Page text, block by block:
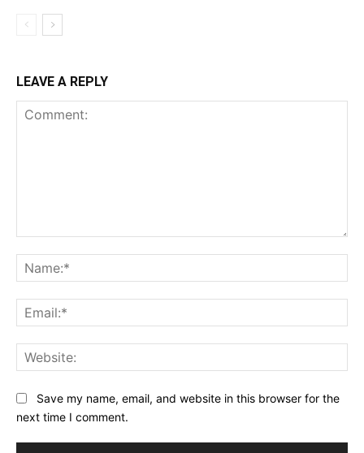
LEAVE A REPLY
Save my name, email, and website in this browser for the
next time I comment.